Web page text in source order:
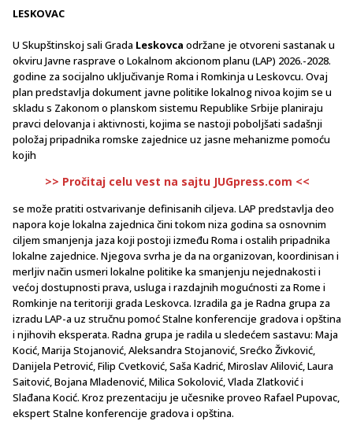
LESKOVAC
U Skupštinskoj sali Grada Leskovca održane je otvoreni sastanak u
okviru Javne rasprave o Lokalnom akcionom planu (LAP) 2026.-2028.
godine za socijalno uključivanje Roma i Romkinja u Leskovcu. Ovaj
plan predstavlja dokument javne politike lokalnog nivoa kojim se u
skladu s Zakonom o planskom sistemu Republike Srbije planiraju
pravci delovanja i aktivnosti, kojima se nastoji poboljšati sadašnji
položaj pripadnika romske zajednice uz jasne mehanizme pomoću
kojih
>> Pročitaj celu vest na sajtu JUGpress.com <<
se može pratiti ostvarivanje definisanih ciljeva. LAP predstavlja deo
napora koje lokalna zajednica čini tokom niza godina sa osnovnim
ciljem smanjenja jaza koji postoji između Roma i ostalih pripadnika
lokalne zajednice. Njegova svrha je da na organizovan, koordinisan i
merljiv način usmeri lokalne politike ka smanjenju nejednakosti i
većoj dostupnosti prava, usluga i razdajnih mogućnosti za Rome i
Romkinje na teritoriji grada Leskovca. Izradila ga je Radna grupa za
izradu LAP-a uz stručnu pomoć Stalne konferencije gradova i opština
i njihovih eksperata. Radna grupa je radila u sledećem sastavu: Maja
Kocić, Marija Stojanović, Aleksandra Stojanović, Srećko Živković,
Danijela Petrović, Filip Cvetković, Saša Kadrić, Miroslav Alilović, Laura
Saitović, Bojana Mladenović, Milica Sokolović, Vlada Zlatković i
Slađana Kocić. Kroz prezentaciju je učesnike proveo Rafael Pupovac,
ekspert Stalne konferencije gradova i opština.